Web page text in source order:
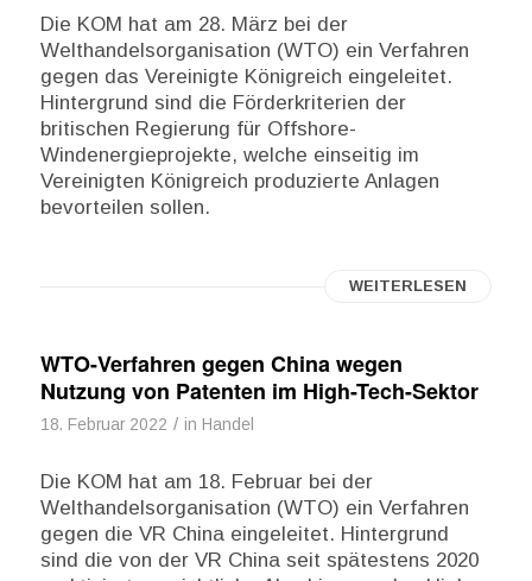
Die KOM hat am 28. März bei der
Welthandelsorganisation (WTO) ein Verfahren
gegen das Vereinigte Königreich eingeleitet.
Hintergrund sind die Förderkriterien der
britischen Regierung für Offshore-
Windenergieprojekte, welche einseitig im
Vereinigten Königreich produzierte Anlagen
bevorteilen sollen.
WEITERLESEN
WTO-Verfahren gegen China wegen
Nutzung von Patenten im High-Tech-Sektor
18. Februar 2022 / in Handel
Die KOM hat am 18. Februar bei der
Welthandelsorganisation (WTO) ein Verfahren
gegen die VR China eingeleitet. Hintergrund
sind die von der VR China seit spätestens 2020